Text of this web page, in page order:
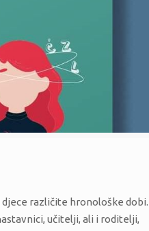
različite hronološke dobi.
učitelji, ali i roditelji,